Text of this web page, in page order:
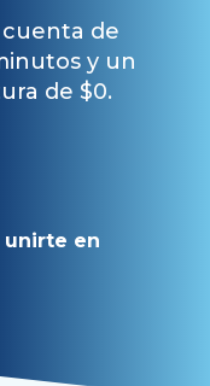
de
y un
de $0.
unirte en